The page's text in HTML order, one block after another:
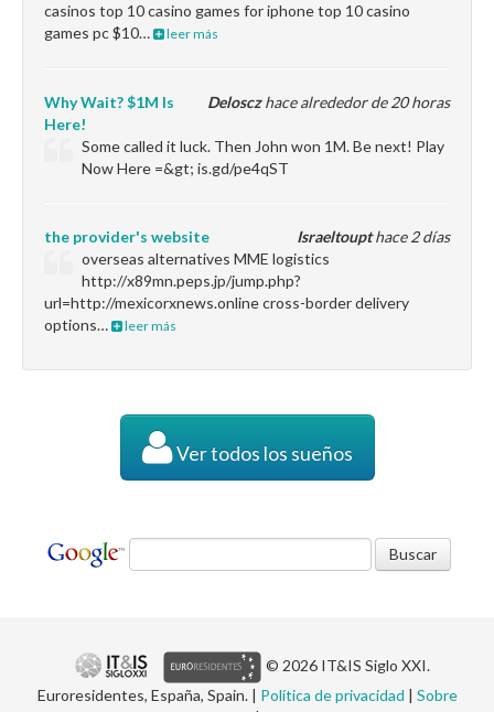
casinos top 10 casino games for iphone top 10 casino
games pc $10…
leer más
Delosczhace alrededor de 20 horas
Why Wait? $1M Is
Here!
Some called it luck. Then John won 1M. Be next! Play
Now Here =&gt; is.gd/pe4qST
Israeltoupthace 2 días
the provider's website
overseas alternatives MME logistics
http://x89mn.peps.jp/jump.php?
url=http://mexicorxnews.online cross-border delivery
options…
leer más
Ver todos los sueños
© 2026 IT&IS Siglo XXI.
Euroresidentes, España, Spain. | Política de privacidad | Sobre